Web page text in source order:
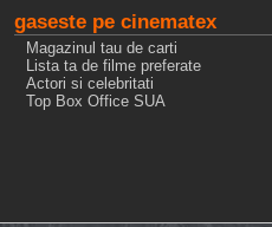
gaseste pe cinematex
Magazinul tau de carti
Lista ta de filme preferate
Actori si celebritati
Top Box Office SUA